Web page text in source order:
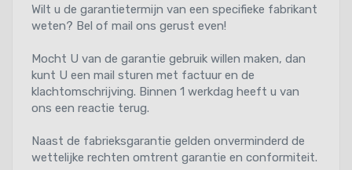
Wilt u de garantietermijn van een specifieke fabrikant
weten? Bel of mail ons gerust even!
Mocht U van de garantie gebruik willen maken, dan
kunt U een mail sturen met factuur en de
klachtomschrijving. Binnen 1 werkdag heeft u van
ons een reactie terug.
Naast de fabrieksgarantie gelden onverminderd de
wettelijke rechten omtrent garantie en conformiteit.